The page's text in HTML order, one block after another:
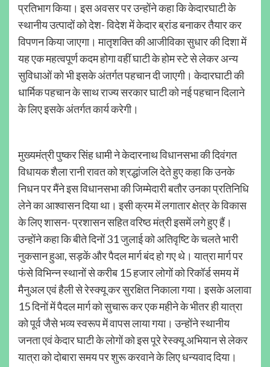
प्रतिभाग किया। इस अवसर पर उन्होंने कहा कि केदारघाटी के
स्थानीय उत्पादों को देश- विदेश में केदार ब्रांड बनाकर तैयार कर
विपणन किया जाएगा। मातृशक्ति की आजीविका सुधार की दिशा में
यह एक महत्वपूर्ण कदम होगा वहीं घाटी के होम स्टे से लेकर अन्य
सुविधाओं को भी इसके अंतर्गत पहचान दी जाएगी। केदारघाटी की
धार्मिक पहचान के साथ राज्य सरकार घाटी को नई पहचान दिलाने
के लिए इसके अंतर्गत कार्य करेगी।
मुख्यमंत्री पुष्कर सिंह धामी ने केदारनाथ विधानसभा की दिवंगत
विधायक शैला रानी रावत को श्रद्धांजलि देते हुए कहा कि उनके
निधन पर मैंने इस विधानसभा की जिम्मेदारी बतौर उनका प्रतिनिधि
लेने का आश्वासन दिया था। इसी क्रम में लगातार क्षेत्र के विकास
के लिए शासन- प्रशासन सहित वरिष्ठ मंत्री इसमें लगे हुए हैं।
उन्होंने कहा कि बीते दिनों 31 जुलाई को अतिवृष्टि के चलते भारी
नुकसान हुआ, सड़कें और पैदल मार्ग बंद हो गए थे। यात्रा मार्ग पर
फंसे विभिन्न स्थानों से करीब 15 हजार लोगों को रिकॉर्ड समय में
मैनुअल एवं हैली से रेस्क्यू कर सुरक्षित निकाला गया। इसके अलावा
15 दिनों में पैदल मार्ग को सुचारू कर एक महीने के भीतर ही यात्रा
को पूर्व जैसे भव्य स्वरूप में वापस लाया गया। उन्होंने स्थानीय
जनता एवं केदार घाटी के लोगों को इस पूरे रेस्क्यू अभियान से लेकर
यात्रा को दोबारा समय पर शुरू करवाने के लिए धन्यवाद दिया।